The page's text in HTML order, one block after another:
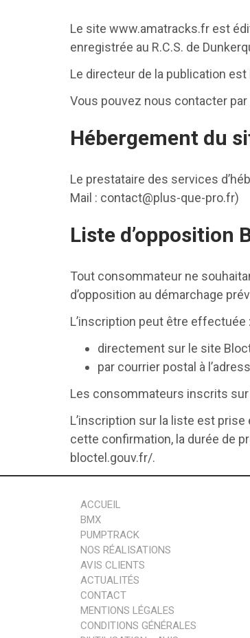
Le site www.amatracks.fr est
enregistrée au R.C.S. de
Le directeur de la publication
Vous pouvez nous contacter par
Hébergement du
Le prestataire des services
Mail : contact@plus-que-pro.fr)
Liste d’opposition
Tout consommateur ne
d’opposition au démarchage
L’inscription peut être effectuée :
directement sur le site
par courrier postal à
Les consommateurs inscrits sur
L’inscription sur la liste est
cette confirmation, la durée de
bloctel.gouv.fr/.
ACCUEIL
BMX
PUMPTRACK
NOS RÉALISATIONS
AVIS CLIENTS
ACTUALITÉS
CONTACT
MENTIONS LÉGALES
CONDITIONS GÉNÉRALES